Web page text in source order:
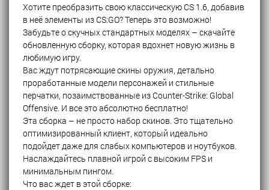
Хотите преобразить свою классическую CS 1.6, добавив
в неё элементы из CS:GO? Теперь это возможно!
Забудьте о скучных стандартных моделях – скачайте
обновленную сборку, которая вдохнет новую жизнь в
любимую игру.
Вас ждут потрясающие скины оружия, детально
проработанные модели персонажей и стильные
перчатки, позаимствованные из Counter-Strike: Global
Offensive. И все это абсолютно бесплатно!
Эта сборка – не просто набор скинов. Это тщательно
оптимизированный клиент, который идеально
подойдет даже для слабых компьютеров и ноутбуков.
Наслаждайтесь плавной игрой с высоким FPS и
минимальным пингом.
Что вас ждет в этой сборке: